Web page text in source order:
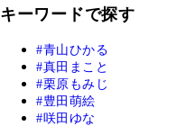
キーワードで探す
青山ひかる
真田まこと
栗原もみじ
豊田萌絵
咲田ゆな